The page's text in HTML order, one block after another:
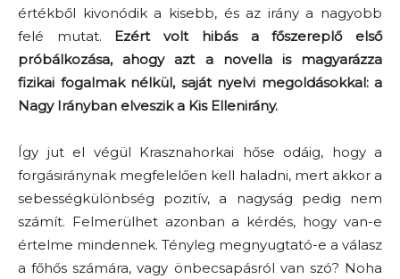
értékből kivonódik a kisebb, és az irány a nagyobb
felé mutat. Ezért volt hibás a főszereplő első
próbálkozása, ahogy azt a novella is magyarázza
fizikai fogalmak nélkül, saját nyelvi megoldásokkal: a
Nagy Irányban elveszik a Kis Ellenirány.
Így jut el végül Krasznahorkai hőse odáig, hogy a
forgásiránynak megfelelően kell haladni, mert akkor a
sebességkülönbség pozitív, a nagyság pedig nem
számít. Felmerülhet azonban a kérdés, hogy van-e
értelme mindennek. Tényleg megnyugtató-e a válasz
a főhős számára, vagy önbecsapásról van szó? Noha